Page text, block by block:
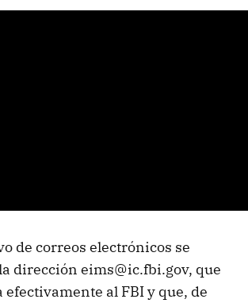
de correos electrónicos se
dirección eims@ic.fbi.gov, que
al FBI y que, de